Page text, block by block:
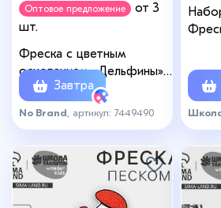
Оптовое предложение
от 3
шт.
Фреска с цветным
основанием «Дельфины»,
9 цветов песка
Завтра
No Brand , артикул: 7449490
1781801